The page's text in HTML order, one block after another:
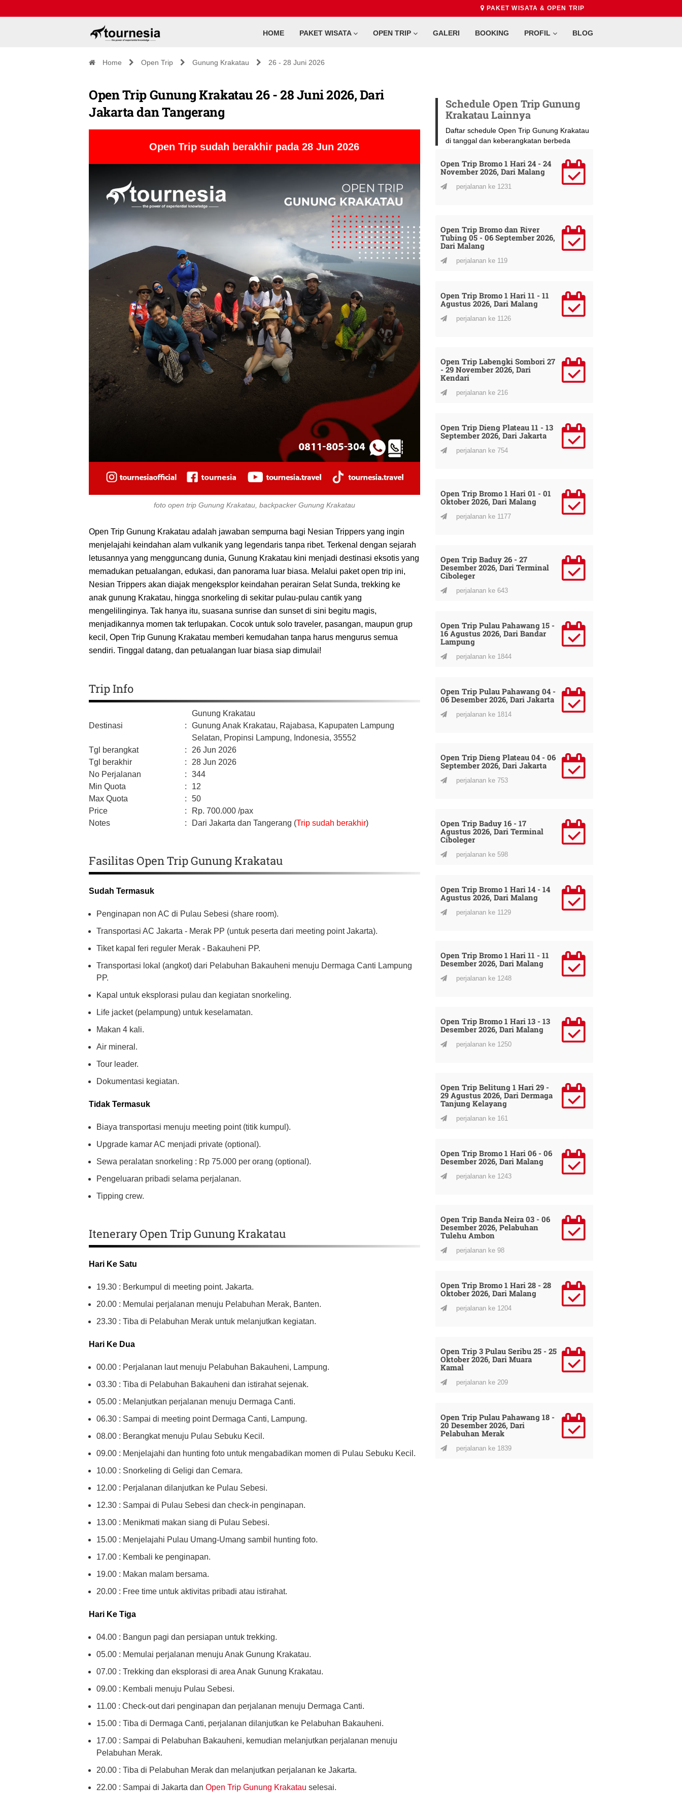
PAKET WISATA & OPEN TRIP
HOME PAKET WISATA OPEN TRIP GALERI BOOKING PROFIL BLOG
Home Open Trip Gunung Krakatau 26 - 28 Juni 2026
Open Trip Gunung Krakatau 26 - 28 Juni 2026, Dari
Jakarta dan Tangerang
Open Trip sudah berakhir pada 28 Jun 2026
foto open trip Gunung Krakatau, backpacker Gunung Krakatau
Open Trip Gunung Krakatau adalah jawaban sempurna bagi Nesian Trippers yang ingin
menjelajahi keindahan alam vulkanik yang legendaris tanpa ribet. Terkenal dengan sejarah
letusannya yang mengguncang dunia, Gunung Krakatau kini menjadi destinasi eksotis yang
memadukan petualangan, edukasi, dan panorama luar biasa. Melalui paket open trip ini,
Nesian Trippers akan diajak mengeksplor keindahan perairan Selat Sunda, trekking ke
anak gunung Krakatau, hingga snorkeling di sekitar pulau-pulau cantik yang
mengelilinginya. Tak hanya itu, suasana sunrise dan sunset di sini begitu magis,
menjadikannya momen tak terlupakan. Cocok untuk solo traveler, pasangan, maupun grup
kecil, Open Trip Gunung Krakatau memberi kemudahan tanpa harus mengurus semua
sendiri. Tinggal datang, dan petualangan luar biasa siap dimulai!
Trip Info
Destinasi :
Gunung Krakatau
Gunung Anak Krakatau, Rajabasa, Kapupaten Lampung
Selatan, Propinsi Lampung, Indonesia, 35552
Tgl berangkat
:
26 Jun 2026
Tgl berakhir
:
28 Jun 2026
No Perjalanan
:
344
Min Quota
:
12
Max Quota
:
50
Price
: Rp. 700.000 /pax
Notes
: Dari Jakarta dan Tangerang (Trip sudah berakhir)
Fasilitas Open Trip Gunung Krakatau
Sudah Termasuk
Penginapan non AC di Pulau Sebesi (share room).
Transportasi AC Jakarta - Merak PP (untuk peserta dari meeting point Jakarta).
Tiket kapal feri reguler Merak - Bakauheni PP.
Transportasi lokal (angkot) dari Pelabuhan Bakauheni menuju Dermaga Canti Lampung
PP.
Kapal untuk eksplorasi pulau dan kegiatan snorkeling.
Life jacket (pelampung) untuk keselamatan.
Makan 4 kali.
Air mineral.
Tour leader.
Dokumentasi kegiatan.
Tidak Termasuk
Biaya transportasi menuju meeting point (titik kumpul).
Upgrade kamar AC menjadi private (optional).
Sewa peralatan snorkeling : Rp 75.000 per orang (optional).
Pengeluaran pribadi selama perjalanan.
Tipping crew.
Itenerary Open Trip Gunung Krakatau
Hari Ke Satu
19.30 : Berkumpul di meeting point. Jakarta.
20.00 : Memulai perjalanan menuju Pelabuhan Merak, Banten.
23.30 : Tiba di Pelabuhan Merak untuk melanjutkan kegiatan.
Hari Ke Dua
00.00 : Perjalanan laut menuju Pelabuhan Bakauheni, Lampung.
03.30 : Tiba di Pelabuhan Bakauheni dan istirahat sejenak.
05.00 : Melanjutkan perjalanan menuju Dermaga Canti.
06.30 : Sampai di meeting point Dermaga Canti, Lampung.
08.00 : Berangkat menuju Pulau Sebuku Kecil.
09.00 : Menjelajahi dan hunting foto untuk mengabadikan momen di Pulau Sebuku Kecil.
10.00 : Snorkeling di Geligi dan Cemara.
12.00 : Perjalanan dilanjutkan ke Pulau Sebesi.
12.30 : Sampai di Pulau Sebesi dan check-in penginapan.
13.00 : Menikmati makan siang di Pulau Sebesi.
15.00 : Menjelajahi Pulau Umang-Umang sambil hunting foto.
17.00 : Kembali ke penginapan.
19.00 : Makan malam bersama.
20.00 : Free time untuk aktivitas pribadi atau istirahat.
Hari Ke Tiga
04.00 : Bangun pagi dan persiapan untuk trekking.
05.00 : Memulai perjalanan menuju Anak Gunung Krakatau.
07.00 : Trekking dan eksplorasi di area Anak Gunung Krakatau.
09.00 : Kembali menuju Pulau Sebesi.
11.00 : Check-out dari penginapan dan perjalanan menuju Dermaga Canti.
15.00 : Tiba di Dermaga Canti, perjalanan dilanjutkan ke Pelabuhan Bakauheni.
17.00 : Sampai di Pelabuhan Bakauheni, kemudian melanjutkan perjalanan menuju
Pelabuhan Merak.
20.00 : Tiba di Pelabuhan Merak dan melanjutkan perjalanan ke Jakarta.
22.00 : Sampai di Jakarta dan Open Trip Gunung Krakatau selesai.
Schedule Open Trip Gunung
Krakatau Lainnya
Daftar schedule Open Trip Gunung Krakatau
di tanggal dan keberangkatan berbeda
Open Trip Bromo 1 Hari 24 - 24
November 2026, Dari Malang
perjalanan ke 1231
Open Trip Bromo dan River
Tubing 05 - 06 September 2026,
Dari Malang
perjalanan ke 119
Open Trip Bromo 1 Hari 11 - 11
Agustus 2026, Dari Malang
perjalanan ke 1126
Open Trip Labengki Sombori 27
- 29 November 2026, Dari
Kendari
perjalanan ke 216
Open Trip Dieng Plateau 11 - 13
September 2026, Dari Jakarta
perjalanan ke 754
Open Trip Bromo 1 Hari 01 - 01
Oktober 2026, Dari Malang
perjalanan ke 1177
Open Trip Baduy 26 - 27
Desember 2026, Dari Terminal
Ciboleger
perjalanan ke 643
Open Trip Pulau Pahawang 15 -
16 Agustus 2026, Dari Bandar
Lampung
perjalanan ke 1844
Open Trip Pulau Pahawang 04 -
06 Desember 2026, Dari Jakarta
perjalanan ke 1814
Open Trip Dieng Plateau 04 - 06
September 2026, Dari Jakarta
perjalanan ke 753
Open Trip Baduy 16 - 17
Agustus 2026, Dari Terminal
Ciboleger
perjalanan ke 598
Open Trip Bromo 1 Hari 14 - 14
Agustus 2026, Dari Malang
perjalanan ke 1129
Open Trip Bromo 1 Hari 11 - 11
Desember 2026, Dari Malang
perjalanan ke 1248
Open Trip Bromo 1 Hari 13 - 13
Desember 2026, Dari Malang
perjalanan ke 1250
Open Trip Belitung 1 Hari 29 -
29 Agustus 2026, Dari Dermaga
Tanjung Kelayang
perjalanan ke 161
Open Trip Bromo 1 Hari 06 - 06
Desember 2026, Dari Malang
perjalanan ke 1243
Open Trip Banda Neira 03 - 06
Desember 2026, Pelabuhan
Tulehu Ambon
perjalanan ke 98
Open Trip Bromo 1 Hari 28 - 28
Oktober 2026, Dari Malang
perjalanan ke 1204
Open Trip 3 Pulau Seribu 25 - 25
Oktober 2026, Dari Muara
Kamal
perjalanan ke 209
Open Trip Pulau Pahawang 18 -
20 Desember 2026, Dari
Pelabuhan Merak
perjalanan ke 1839